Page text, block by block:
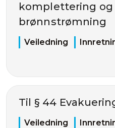
komplettering og
brønnstrømning
Veiledning
Til § 44
Veiledning